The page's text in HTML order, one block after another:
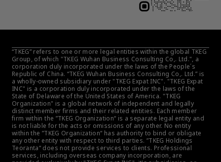
“TKEG” refers to one or more legal entities within the global TKEG
Group, of which "TKEG Wuhan Business Consulting Co,. Ltd.", a
corporation duly incorporated under the laws of the People´s
Republic of China. “TKEG Wuhan Business Consulting Co,. Ltd.” is
a wholly-owned subsidiary under "TKEG Expat INC". "TKEG Expat
INC" is a corporation duly incorporated under the laws of the
State of Delaware of the United States of America. "TKEG
Organization" is a global network of independent and legally
distinct member firms and their related entities. Each member
firm within the ”TKEG Organization“ is a separate legal entity and
is not liable for the acts or omissions of any other. No entity
within the ”TKEG Organization“ has authority to bind or obligate
any other entity with respect to third parties. ”TKEG Holdings
Teoranta“ does not provide services to clients. Professional
services, including overseas company incorporation, are